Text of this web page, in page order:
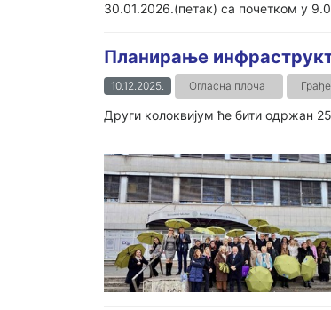
30.01.2026.(петак) са почетком у
Планирање
10.12.2025. Огласна плоча
Други колоквијум ће бити одржан